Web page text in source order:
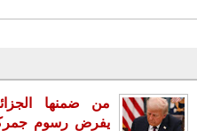
من ضمنها
يفرض رسوم